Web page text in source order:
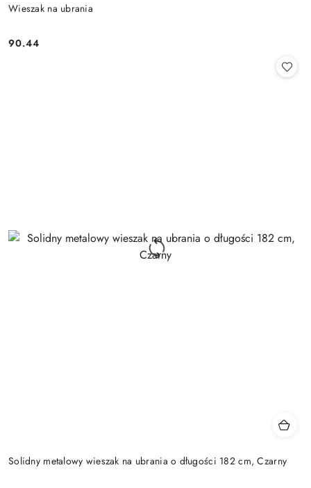
Wieszak na ubrania
Cena:
90.44
Solidny metalowy wieszak na ubrania o długości 182 cm, Czarny